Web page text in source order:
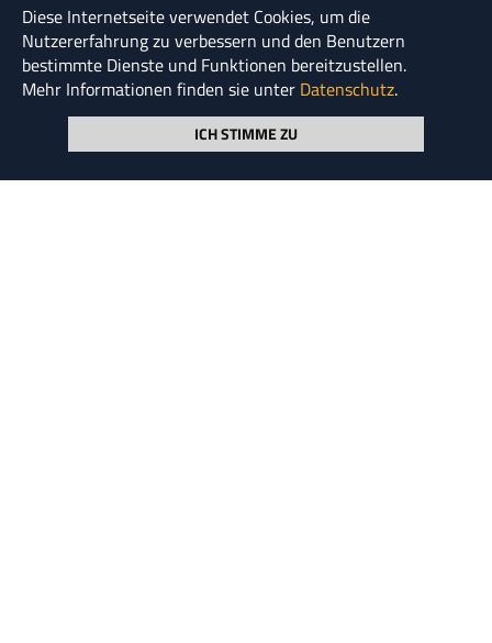
Seite durchsuchen
© HENSKE 2026
Diese Internetseite verwendet Cookies, um die
Nutzererfahrung zu verbessern und den Benutzern
bestimmte Dienste und Funktionen bereitzustellen.
Mehr Informationen finden sie unter Datenschutz.
ICH STIMME ZU